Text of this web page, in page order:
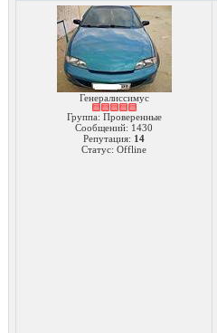
Генералиссимус
Группа: Проверенные
Сообщений: 1430
Репутация: 14
Статус: Offline